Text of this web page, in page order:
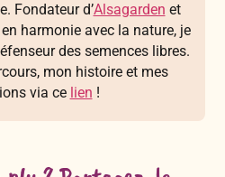
Fondateur d’Alsagarden et
harmonie avec la nature, je
des semences libres.
mon histoire et mes
via ce lien !